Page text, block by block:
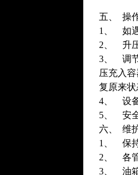
五、 操
1、 如
2、 升
3、 调节
压充入
复原来
4、 设备
5、 安
六、 维
1、 保
2、 各
3、 油箱